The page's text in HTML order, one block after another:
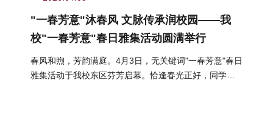
"一春芳意"沐春风 文脉传承润校园——我
校"一春芳意"春日雅集活动圆满举行
春风和煦，芳韵满庭。4月3日，无关键词"一春芳意"春日
雅集活动于我校东区芬芳启幕。恰逢春光正好，同学们